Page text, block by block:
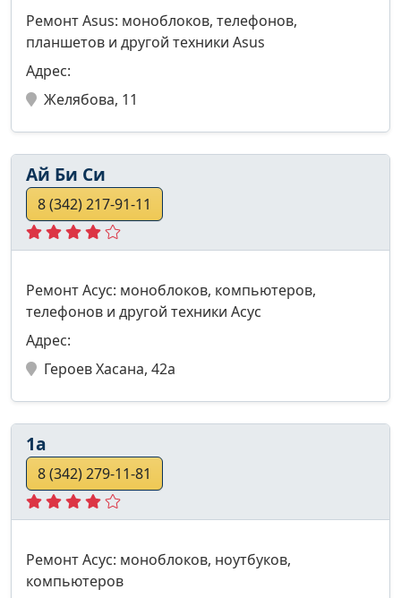
Ремонт Asus: моноблоков, телефонов,
планшетов и другой техники Asus
Адрес:
Желябова, 11
Ай Би Си
8 (342) 217-91-11
Ремонт Асус: моноблоков, компьютеров,
телефонов и другой техники Асус
Адрес:
Героев Хасана, 42а
1а
8 (342) 279-11-81
Ремонт Асус: моноблоков, ноутбуков,
компьютеров